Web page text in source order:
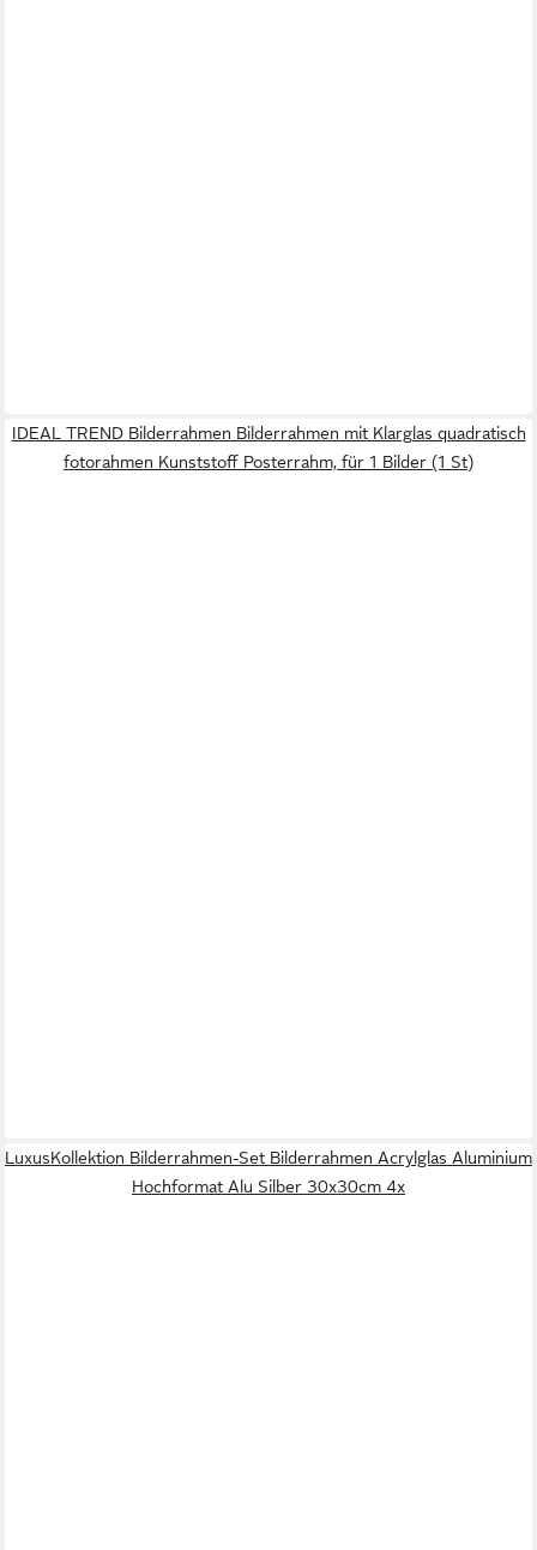
IDEAL TREND Bilderrahmen Bilderrahmen mit Klarglas quadratisch
fotorahmen Kunststoff Posterrahm, für 1 Bilder (1 St)
LuxusKollektion Bilderrahmen-Set Bilderrahmen Acrylglas Aluminium
Hochformat Alu Silber 30x30cm 4x